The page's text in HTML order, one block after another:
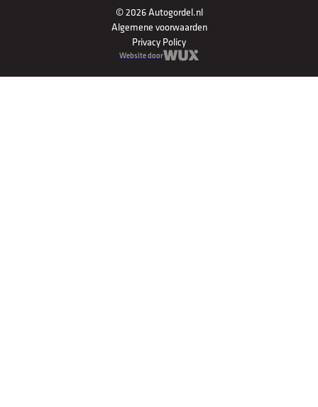
© 2026 Autogordel.nl
Algemene voorwaarden
Privacy Policy
Website door